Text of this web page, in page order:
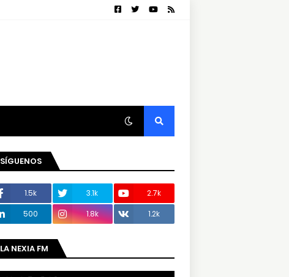
SÍGUENOS
1.5k 3.1k
2.7k
500
1.8k 1.2k
LA NEXIA FM